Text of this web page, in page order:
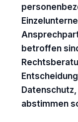
betroffen
abstimmen